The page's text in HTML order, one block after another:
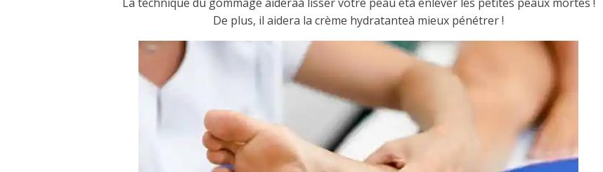
De plus, il aidera la crème hydratanteà mieux pénétrer !